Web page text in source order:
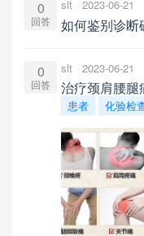
0
回答
slt 2023-06-21
如何鉴别诊断
0
回答
slt 2023-06-21
治疗颈肩腰腿
患者 化验检